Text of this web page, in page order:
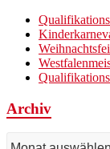
Archiv